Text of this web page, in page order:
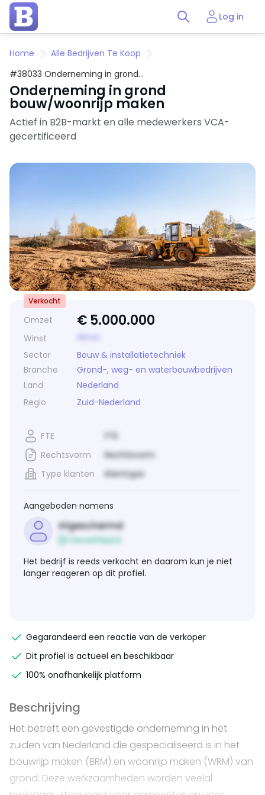
Log in
Home
Alle Bedrijven Te Koop
#38033 Onderneming in grond
bouw/woonrijp maken
Onderneming in grond
bouw/woonrijp maken
Actief in B2B-markt en alle medewerkers VCA-
gecertificeerd
Omzet €5.000.000
Winst
Sector
Bouw & installatietechniek
Branche
Grond-, weg- en waterbouwbedrijven
Land
Nederland
Regio
Zuid-Nederland
Verkocht
FTE
FTE
Rechtsvorm
Rechtsvorm
Type klanten
Klanttype
Aangeboden namens
Afgeschermd
Geverifieerd
Het bedrijf is reeds verkocht en daarom kun je niet
langer reageren op dit profiel.
Gegarandeerd een reactie van de verkoper
Dit profiel is actueel en beschikbaar
100% onafhankelijk platform
Beschrijving
Het betreft een gevestigde onderneming in het
zuiden van Nederland die gespecialiseerd is in het
bouwrijp maken (BRM) en woonrijp maken (WRM) van
grond. Deze werkzaamheden worden veelal